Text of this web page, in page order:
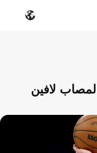
لافين